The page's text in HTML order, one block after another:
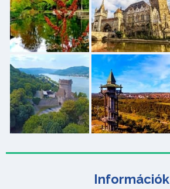
Információk